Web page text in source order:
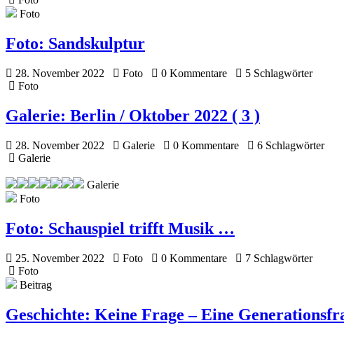
Foto
Foto: Sandskulptur
28. November 2022 Foto 0 Kommentare
5 Schlagwörter
Foto
Galerie: Berlin / Oktober 2022 ( 3 )
28. November 2022 Galerie 0 Kommentare
6 Schlagwörter
Galerie
Galerie
Foto
Foto: Schauspiel trifft Musik …
25. November 2022 Foto 0 Kommentare
7 Schlagwörter
Foto
Beitrag
Geschichte: Keine Frage – Eine